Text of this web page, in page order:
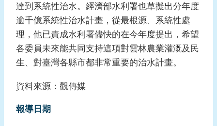
達到系統性治水。經濟部水利署也草擬出分年度
逾千億系統性治水計畫，從最根源、系統性處
理，他已責成水利署儘快的在今年度提出，希望
各委員未來能共同支持這項對雲林農業灌溉及民
生、對臺灣各縣市都非常重要的治水計畫。
資料來源：觀傳媒
報導日期